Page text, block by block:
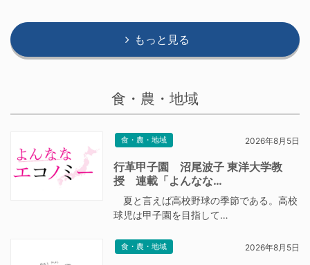
もっと見る
食・農・地域
食・農・地域 2026年8月5日
行革甲子園 沼尾波子 東洋大学教
授 連載「よんなな…
夏と言えば高校野球の季節である。高校
球児は甲子園を目指して…
食・農・地域 2026年8月5日